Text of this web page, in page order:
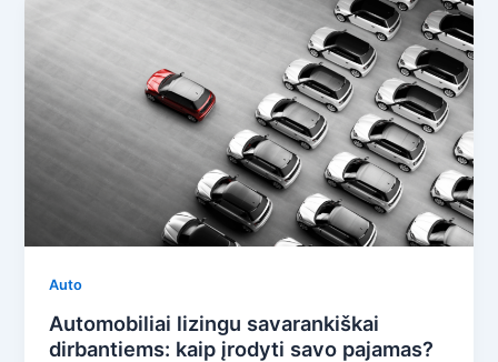
Auto
Automobiliai lizingu savarankiškai
dirbantiems: kaip įrodyti savo pajamas?